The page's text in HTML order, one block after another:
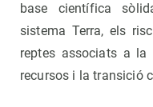
base científica
sistema Terra, els
reptes associats a la
recursos i la transició